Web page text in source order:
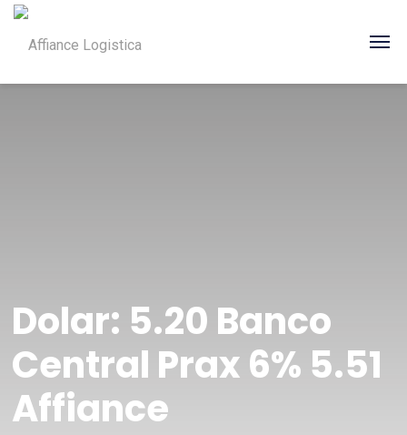
Dolar: 5.20 Banco
Central Prax 6% 5.51
Affiance